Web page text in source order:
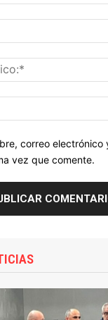
correo electrónico
vez que comente.